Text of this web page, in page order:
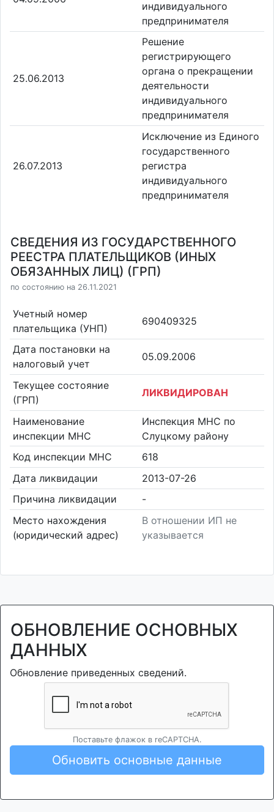
индивидуального
предпринимателя
25.06.2013
Решение
регистрирующего
органа о прекращении
деятельности
индивидуального
предпринимателя
26.07.2013
Исключение из Единого
государственного
регистра
индивидуального
предпринимателя
СВЕДЕНИЯ ИЗ ГОСУДАРСТВЕННОГО
РЕЕСТРА ПЛАТЕЛЬЩИКОВ (ИНЫХ
ОБЯЗАННЫХ ЛИЦ) (ГРП)
по состоянию на 26.11.2021
Учетный номер
плательщика (УНП)
690409325
Дата постановки на
налоговый учет
05.09.2006
Текущее состояние
(ГРП)
ЛИКВИДИРОВАН
Наименование
инспекции МНС
Инспекция МНС по
Слуцкому району
Код инспекции МНС
618
Дата ликвидации
2013-07-26
Причина ликвидации
-
Место нахождения
(юридический адрес)
В отношении ИП не
указывается
ОБНОВЛЕНИЕ ОСНОВНЫХ
ДАННЫХ
Обновление приведенных сведений.
Поставьте флажок в reCAPTCHA.
Обновить основные данные